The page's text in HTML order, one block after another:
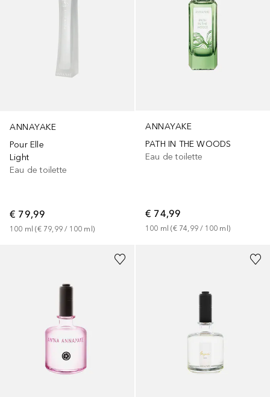
ANNAYAKE
Pour Elle
Light
Eau de toilette
€ 79,99
100 ml (€ 79,99 / 100 ml )
ANNAYAKE
PATH IN THE WOODS
Eau de toilette
€ 74,99
100 ml (€ 74,99 / 100 ml )